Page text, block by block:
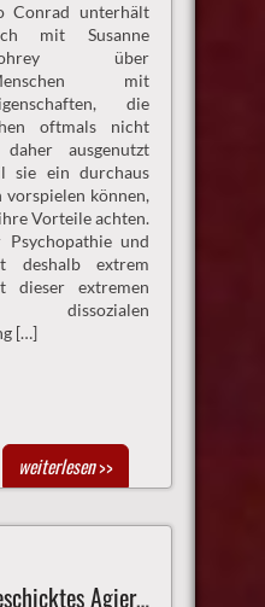
Conrad unterhält
mit Susanne
über
mit
die
oftmals nicht
ausgenutzt
sie ein durchaus
vorspielen können,
Vorteile achten.
und
deshalb extrem
dieser extremen
[…]
weiterlesen>>
Vorsicht Falle! Geschicktes Agieren in der Endzeit